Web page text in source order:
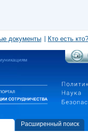
документы Кто есть кто?
Расширенный поиск